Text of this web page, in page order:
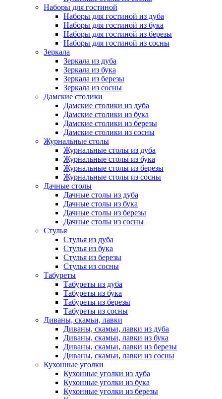
Наборы для гостиной
Наборы для гостиной из дуба
Наборы для гостиной из бука
Наборы для гостиной из березы
Наборы для гостиной из сосны
Зеркала
Зеркала из дуба
Зеркала из бука
Зеркала из березы
Зеркала из сосны
Дамские столики
Дамские столики из дуба
Дамские столики из бука
Дамские столики из березы
Дамские столики из сосны
Журнальные столы
Журнальные столы из дуба
Журнальные столы из бука
Журнальные столы из березы
Журнальные столы из сосны
Дачные столы
Дачные столы из дуба
Дачные столы из бука
Дачные столы из березы
Дачные столы из сосны
Стулья
Стулья из дуба
Стулья из бука
Стулья из березы
Стулья из сосны
Табуреты
Табуреты из дуба
Табуреты из бука
Табуреты из березы
Табуреты из сосны
Диваны, скамьи, лавки
Диваны, скамьи, лавки из дуба
Диваны, скамьи, лавки из бука
Диваны, скамьи, лавки из березы
Диваны, скамьи, лавки из сосны
Кухонные уголки
Кухонные уголки из дуба
Кухонные уголки из бука
Кухонные уголки из березы